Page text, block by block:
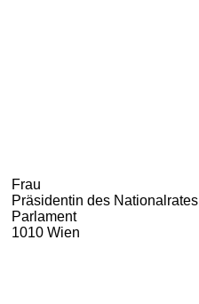
Frau
Präsidentin des Nationalrates
Parlament
1010 Wien